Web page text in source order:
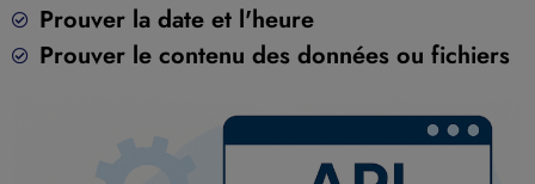
Prouver la date et l'heure
Prouver le contenu des données ou fichiers